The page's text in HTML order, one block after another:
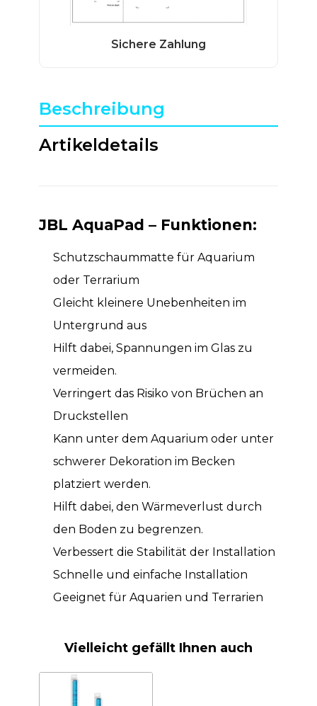
Beschreibung
Artikeldetails
JBL AquaPad – Funktionen:
Schutzschaummatte für Aquarium
oder Terrarium
Gleicht kleinere Unebenheiten im
Untergrund aus
Hilft dabei, Spannungen im Glas zu
vermeiden.
Verringert das Risiko von Brüchen an
Druckstellen
Kann unter dem Aquarium oder unter
schwerer Dekoration im Becken
platziert werden.
Hilft dabei, den Wärmeverlust durch
den Boden zu begrenzen.
Verbessert die Stabilität der Installation
Schnelle und einfache Installation
Geeignet für Aquarien und Terrarien
Vielleicht gefällt Ihnen auch